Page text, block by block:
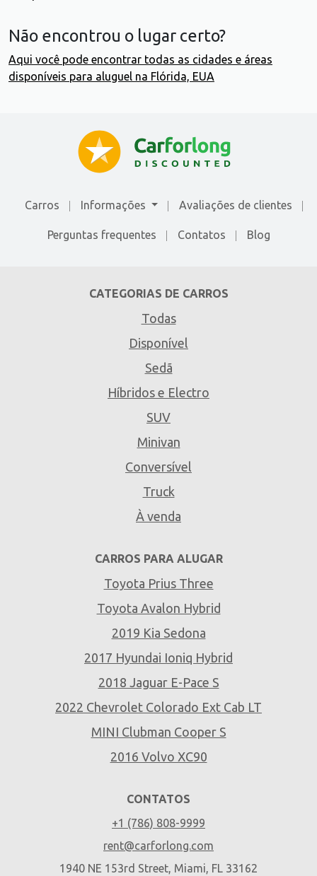
Não encontrou o lugar certo?
Aqui você pode encontrar todas as cidades e áreas
disponíveis para aluguel na Flórida, EUA
Carros Informações Avaliações de сlientes
Perguntas frequentes Contatos Blog
CATEGORIAS DE CARROS
Todas
Disponível
Sedã
Híbridos e Electro
SUV
Minivan
Conversível
Truck
À venda
CARROS PARA ALUGAR
Toyota Prius Three
Toyota Avalon Hybrid
2019 Kia Sedona
2017 Hyundai Ioniq Hybrid
2018 Jaguar E-Pace S
2022 Chevrolet Colorado Ext Cab LT
MINI Clubman Cooper S
2016 Volvo XC90
CONTATOS
+1 (786) 808-9999
rent@carforlong.com
1940 NE 153rd Street, Miami, FL 33162